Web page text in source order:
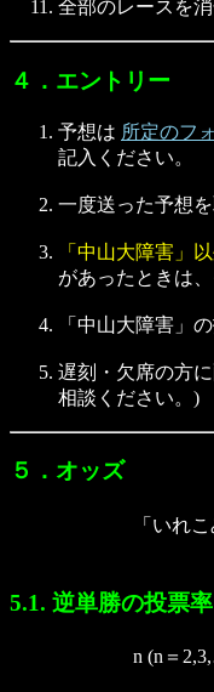
全部のレースを
４．エントリー
予想は 所定のフ
記入ください。
一度送った予想
「中山大障害」
があったときは
「中山大障害」
遅刻・欠席の方
相談ください。)
５．オッズ
「いれこみ
5.1. 逆単勝の投票率
n (n＝